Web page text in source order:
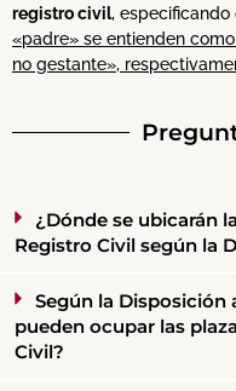
registro civil, especificando
«padre» se entienden
no gestante»,
¿Dónde se ubicarán
Registro Civil según la
Según la Disposición
pueden ocupar las
Civil?